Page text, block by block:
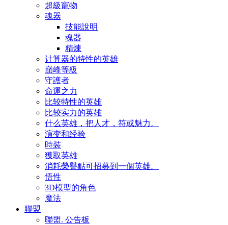
超級寵物
魂器
技能說明
魂器
精煉
计算器的特性的英雄
巔峰等級
守護者
命運之力
比较特性的英雄
比较实力的英雄
什么英雄，把人才，符或魅力。
演变和经验
時裝
獲取英雄
消耗榮譽點可招募到一個英雄。
悟性
3D模型的角色
魔法
聯盟
聯盟. 公告板